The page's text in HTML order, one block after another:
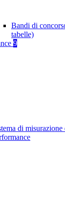
Bandi di
tabelle)
9
di